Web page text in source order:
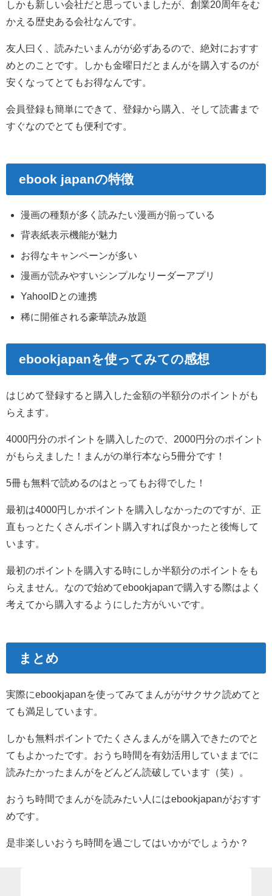
しかも新しい会社だと思っていましたが、創業20周年をむ
かえる歴史ある会社なんです。
友人曰く、読みたいまんがが必ずあるので、絶対におすす
めとのことです。しかも金曜日だとまんがを購入するのが
安くなってとてもお得なんです。
会員登録も簡単にできて、登録から購入、そして読書まで
すぐなのでとても便利です。
ebook japanの特徴
漫画の種類が多く読みたい漫画が揃っている
背表紙表示機能が魅力
お得なキャンペーンが多い
漫画が読みやすいシンプルなリーダーアプリ
YahooIDとの連携
稀に開催される豪華読み放題
ebookjapanを使ってみての感想
はじめて登録すると購入した金額の半額分のポイントがも
らえます。
4000円分のポイントを購入したので、2000円分のポイント
がもらえました！まんがの単行本なら5冊分です！
5冊も無料で読めるのはとってもお得でした！
最初は4000円しかポイントを購入しなかったのですが、正
直もっとたくさんポイント購入すれば良かったと後悔して
います。
最初のポイントを購入する時にしか半額分のポイントをも
らえません。なので始めてebookjapanで購入する際はよく
考えてから購入するようにした方がいいです。
まとめ
実際にebookjapanを使ってみてまんががサクサク読めてと
ても満足しています。
しかも無料ポイントでたくさんまんがを購入できたのでと
てもよかったです。おうち時間を有効活用していままでに
読みたかったまんがをどんどん読破しています（笑）。
おうち時間でまんがを読みたい人にはebookjapanがおすす
めです。
是非楽しいおうち時間を過ごしてはいかがでしょうか？